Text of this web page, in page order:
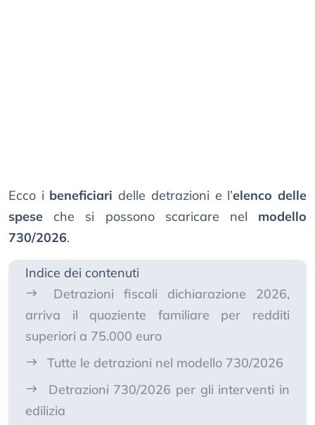
Ecco i beneficiari delle detrazioni e l’elenco delle
spese che si possono scaricare nel modello
730/2026.
Indice dei contenuti
Detrazioni fiscali dichiarazione 2026,
arriva il quoziente familiare per redditi
superiori a 75.000 euro
Tutte le detrazioni nel modello 730/2026
Detrazioni 730/2026 per gli interventi in
edilizia